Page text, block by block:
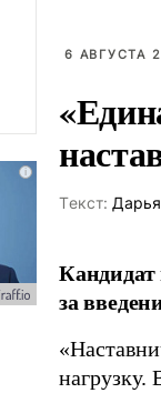
6 АВГУСТА
Tекст:
за
нагрузку.